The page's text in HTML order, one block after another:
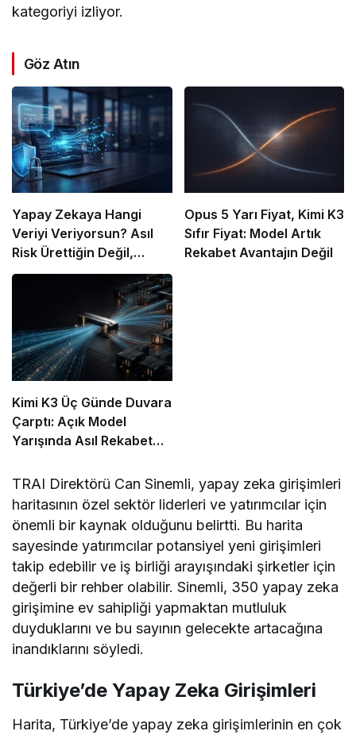
kategoriyi izliyor.
Göz Atın
Yapay Zekaya Hangi
Veriyi Veriyorsun? Asıl
Risk Ürettiğin Değil,
Verdiğin Veride
Opus 5 Yarı Fiyat, Kimi K3
Sıfır Fiyat: Model Artık
Rekabet Avantajın Değil
Kimi K3 Üç Günde Duvara
Çarptı: Açık Model
Yarışında Asıl Rekabet
TRAI Direktörü Can Sinemli, yapay zeka girişimleri
haritasının özel sektör liderleri ve yatırımcılar için
önemli bir kaynak olduğunu belirtti. Bu harita
sayesinde yatırımcılar potansiyel yeni girişimleri
takip edebilir ve iş birliği arayışındaki şirketler için
değerli bir rehber olabilir. Sinemli, 350 yapay zeka
girişimine ev sahipliği yapmaktan mutluluk
duyduklarını ve bu sayının gelecekte artacağına
inandıklarını söyledi.
Türkiye’de Yapay Zeka Girişimleri
Harita, Türkiye’de yapay zeka girişimlerinin en çok